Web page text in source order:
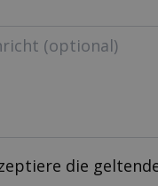
die